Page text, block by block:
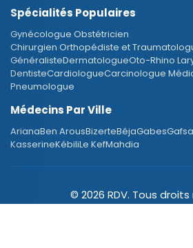
Spécialités Populaires
Gynécologue Obstétricien
Chirurgien Orthopédiste et
GénéralisteDermatologueOto-Rhino
DentisteCardiologueCarcinologue
Pneumologue
Médecins Par Ville
ArianaBen ArousBizerteBéjaGabesGafsa
KasserineKébiliLe KefMahdia
© 2026 RDV. Tous